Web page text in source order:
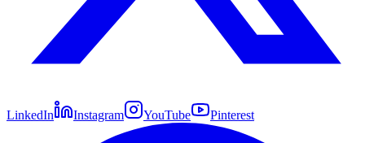
LinkedIn Instagram YouTube Pinterest